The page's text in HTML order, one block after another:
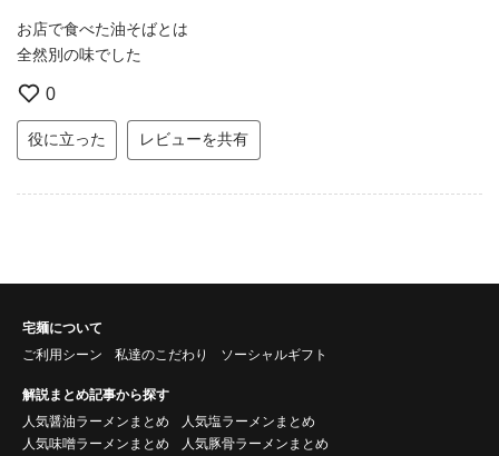
お店で食べた油そばとは
全然別の味でした
0
役に立った レビューを共有
宅麺について
ご利用シーン
私達のこだわり ソーシャルギフト
解説まとめ記事から探す
人気醤油ラーメンまとめ
人気塩ラーメンまとめ
人気味噌ラーメンまとめ
人気豚骨ラーメンまとめ